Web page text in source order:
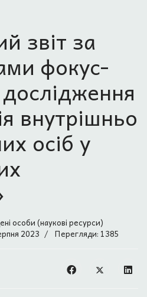
звіт за
фокус-
внутрішньо
осіб у
особи (наукові ресурси)
2023
Перегляди: 1385